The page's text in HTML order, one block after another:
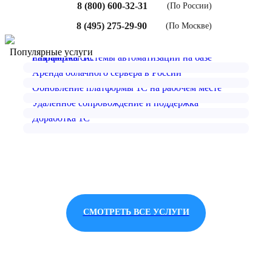
8 (800) 600-32-31 (По России)
8 (495) 275-29-90 (По Москве)
Популярные услуги
Разработка системы автоматизации на базе платформы 1С
Аренда облачного сервера в России
Обновление платформы 1С на рабочем месте
Удаленное сопровождение и поддержка
Доработка 1С
СМОТРЕТЬ ВСЕ УСЛУГИ